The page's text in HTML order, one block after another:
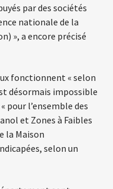
par des sociétés
nationale de la
», a encore précisé
fonctionnent « selon
désormais impossible
pour l’ensemble des
et Zones à Faibles
la Maison
selon un